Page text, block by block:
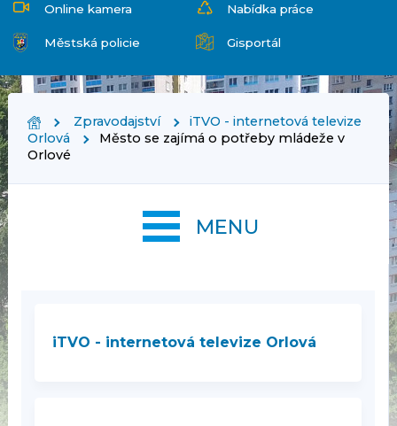
Online kamera Nabídka práce
Městská policie Gisportál
Zpravodajství
iTVO - internetová televize
Orlová
Město se zajímá o potřeby mládeže v
Orlové
iTVO - internetová televize Orlová
MENU